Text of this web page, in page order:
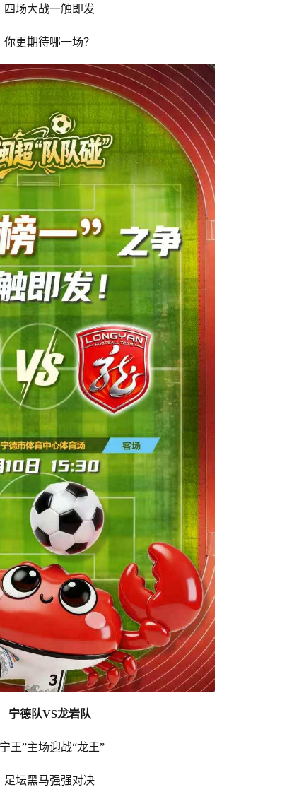
四场大战一触即发
你更期待哪一场？
宁德队VS龙岩队
王”主场迎战“龙王”
足坛黑马强强对决